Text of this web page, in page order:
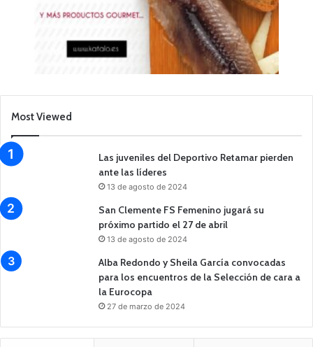
Most Viewed
Las juveniles del Deportivo Retamar pierden
ante las líderes
13 de agosto de 2024
San Clemente FS Femenino jugará su
próximo partido el 27 de abril
13 de agosto de 2024
Alba Redondo y Sheila García convocadas
para los encuentros de la Selección de cara a
la Eurocopa
27 de marzo de 2024